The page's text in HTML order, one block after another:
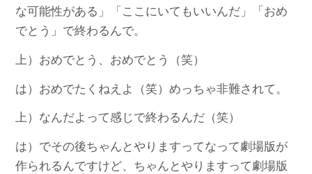
な可能性がある」「ここにいてもいいんだ」「おめ
でとう」で終わるんで。
上）おめでとう、おめでとう（笑）
は）おめでたくねえよ（笑）めっちゃ非難されて。
上）なんだよって感じで終わるんだ（笑）
は）でその後ちゃんとやりますってなって劇場版が
作られるんですけど、ちゃんとやりますって劇場版